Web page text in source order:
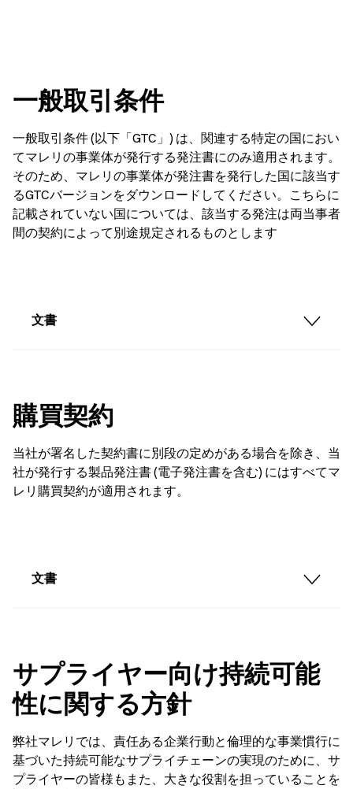
一般取引条件
一般取引条件 (以下「GTC」) は、関連する特定の国におい
てマレリの事業体が発行する発注書にのみ適用されます。
そのため、マレリの事業体が発注書を発行した国に該当す
るGTCバージョンをダウンロードしてください。こちらに
記載されていない国については、該当する発注は両当事者
間の契約によって別途規定されるものとします
文書
購買契約
当社が署名した契約書に別段の定めがある場合を除き、当
社が発行する製品発注書 (電子発注書を含む) にはすべてマ
レリ購買契約が適用されます。
文書
サプライヤー向け持続可能
性に関する方針
弊社マレリでは、責任ある企業行動と倫理的な事業慣行に
基づいた持続可能なサプライチェーンの実現のために、サ
プライヤーの皆様もまた、大きな役割を担っていることを